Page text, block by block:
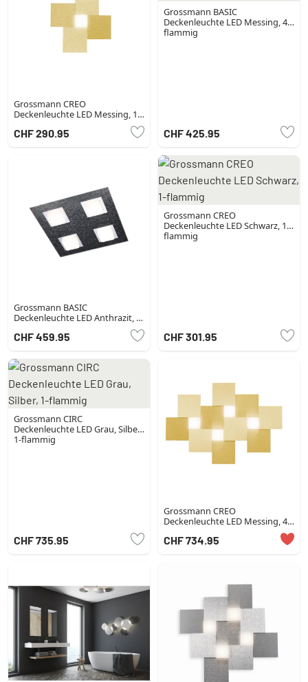
Grossmann CREO
Deckenleuchte LED Messing, 1-
CHF 290.95
Grossmann BASIC
Deckenleuchte LED Messing, 4-
flammig
CHF 425.95
Grossmann BASIC
Deckenleuchte LED Anthrazit, 4-
CHF 459.95
Grossmann CREO
Deckenleuchte LED Schwarz, 1-
flammig
CHF 301.95
Grossmann CIRC
Deckenleuchte LED Grau, Silber,
1-flammig
CHF 735.95
Grossmann CREO
Deckenleuchte LED Messing, 4-
CHF 734.95